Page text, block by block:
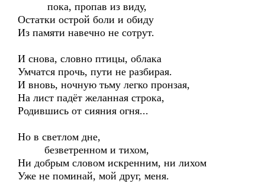
пока, пропав из виду,
Остатки острой боли и обиду
Из памяти навечно не сотрут.
И снова, словно птицы, облака
Умчатся прочь, пути не разбирая.
И вновь, ночную тьму легко пронзая,
На лист падёт желанная строка,
Родившись от сияния огня...
Но в светлом дне,
безветренном и тихом,
Ни добрым словом искренним, ни лихом
Уже не поминай, мой друг, меня.